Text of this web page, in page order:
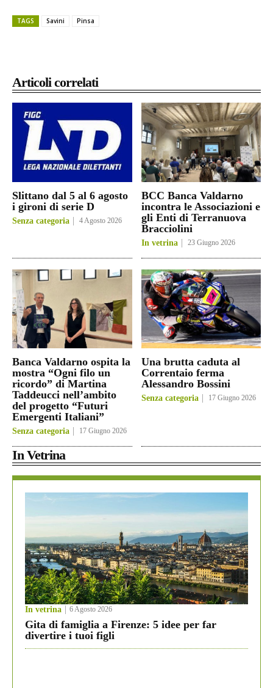
Articoli correlati
Slittano dal 5 al 6 agosto
i gironi di serie D
Senza categoria 4 Agosto 2026
BCC Banca Valdarno
incontra le Associazioni e
gli Enti di Terranuova
Bracciolini
In vetrina 23 Giugno 2026
Banca Valdarno ospita la
mostra “Ogni filo un
ricordo” di Martina
Taddeucci nell’ambito
del progetto “Futuri
Emergenti Italiani”
Senza categoria 17 Giugno 2026
Una brutta caduta al
Correntaio ferma
Alessandro Bossini
Senza categoria 17 Giugno 2026
In Vetrina
In vetrina 6 Agosto 2026
Gita di famiglia a Firenze: 5 idee per far
divertire i tuoi figli
TAGS Savini Pinsa